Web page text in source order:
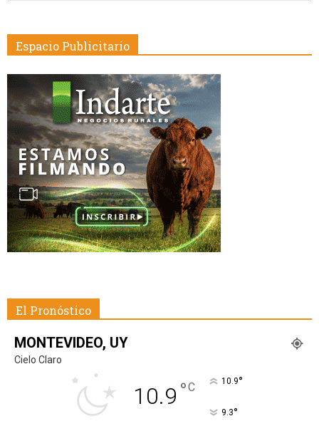
Espacio Publicitario
El Pronóstico
MONTEVIDEO, UY
Cielo Claro
10.9 °C 10.9°
9.3°